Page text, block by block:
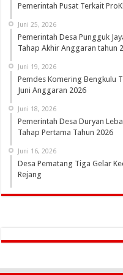
Pemerintah Pusat Terkait
Juni 25, 2026
Pemerintah Desa Pungguk
Tahap Akhir Anggaran tahun
Juni 19, 2026
Pemdes Komering Bengkulu
Juni Anggaran 2026
Juni 18, 2026
Pemerintah Desa Duryan
Tahap Pertama Tahun 2026
Juni 16, 2026
Desa Pematang Tiga Gelar
Rejang